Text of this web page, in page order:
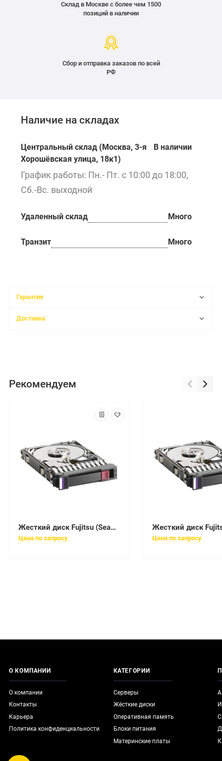
Склад в Москве с более чем 1500
позиций в наличии
Сбор и отправка заказов по всей
РФ
Наличие на складах
Центральный склад (Москва, 3-я
Хорошёвская улица, 18к1)
В наличии
График работы: Пн.- Пт. с 10:00 до 18:00,
Сб.-Вс. выходной
Удаленный склад Много
Транзит Много
Гарантия
Доставка
Рекомендуем
Жесткий диск Fujitsu (Seagate) Savvio 15K.3 300Gb U600 15000 64Mb 6G 520bps SAS 2,5" For Eternus DX100S3 DX200S3 DX500S3 DX600S3(CA07670-E602)
Цена по запросу Цена по запросу
О КОМПАНИИ
О компании
Контакты
Карьера
Политика конфиденциальности
КАТЕГОРИИ
Серверы
Жёсткие диски
Оперативная память
Блоки питания
Материнские платы